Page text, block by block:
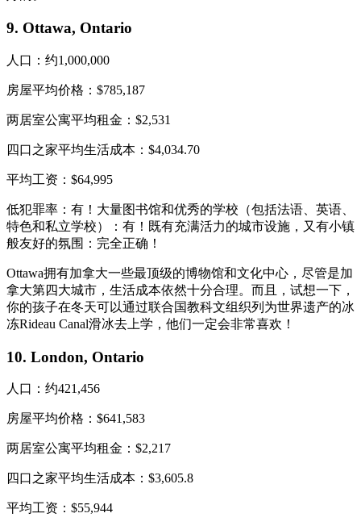
9. Ottawa, Ontario
人口：约1,000,000
房屋平均价格：$785,187
两居室公寓平均租金：$2,531
四口之家平均生活成本：$4,034.70
平均工资：$64,995
低犯罪率：有！大量图书馆和优秀的学校（包括法语、英语、
特色和私立学校）：有！既有充满活力的城市设施，又有小镇
般友好的氛围：完全正确！
Ottawa拥有加拿大一些最顶级的博物馆和文化中心，尽管是加
拿大第四大城市，生活成本依然十分合理。而且，试想一下，
你的孩子在冬天可以通过联合国教科文组织列为世界遗产的冰
冻Rideau Canal滑冰去上学，他们一定会非常喜欢！
10. London, Ontario
人口：约421,456
房屋平均价格：$641,583
两居室公寓平均租金：$2,217
四口之家平均生活成本：$3,605.8
平均工资：$55,944